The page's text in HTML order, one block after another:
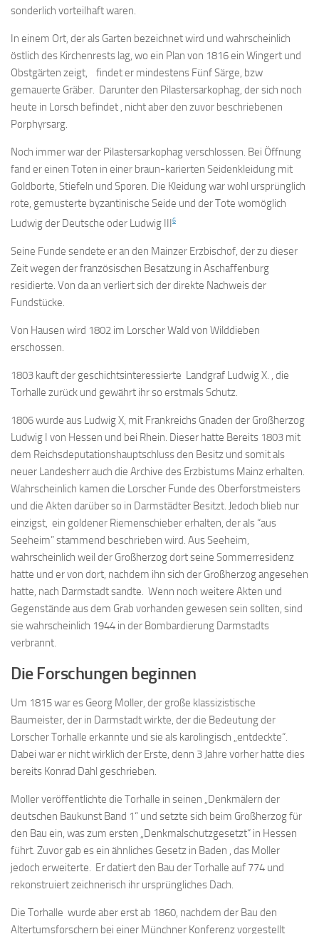
sonderlich vorteilhaft waren.
In einem Ort, der als Garten bezeichnet wird und wahrscheinlich
östlich des Kirchenrests lag, wo ein Plan von 1816 ein Wingert und
Obstgärten zeigt, findet er mindestens Fünf Särge, bzw
gemauerte Gräber. Darunter den Pilastersarkophag, der sich noch
heute in Lorsch befindet , nicht aber den zuvor beschriebenen
Porphyrsarg.
Noch immer war der Pilastersarkophag verschlossen. Bei Öffnung
fand er einen Toten in einer braun-karierten Seidenkleidung mit
Goldborte, Stiefeln und Sporen. Die Kleidung war wohl ursprünglich
rote, gemusterte byzantinische Seide und der Tote womöglich
Ludwig der Deutsche oder Ludwig III6
Seine Funde sendete er an den Mainzer Erzbischof, der zu dieser
Zeit wegen der französischen Besatzung in Aschaffenburg
residierte. Von da an verliert sich der direkte Nachweis der
Fundstücke.
Von Hausen wird 1802 im Lorscher Wald von Wilddieben
erschossen.
1803 kauft der geschichtsinteressierte Landgraf Ludwig X. , die
Torhalle zurück und gewährt ihr so erstmals Schutz.
1806 wurde aus Ludwig X, mit Frankreichs Gnaden der Großherzog
Ludwig I von Hessen und bei Rhein. Dieser hatte Bereits 1803 mit
dem Reichsdeputationshauptschluss den Besitz und somit als
neuer Landesherr auch die Archive des Erzbistums Mainz erhalten.
Wahrscheinlich kamen die Lorscher Funde des Oberforstmeisters
und die Akten darüber so in Darmstädter Besitzt. Jedoch blieb nur
einzigst, ein goldener Riemenschieber erhalten, der als “aus
Seeheim” stammend beschrieben wird. Aus Seeheim,
wahrscheinlich weil der Großherzog dort seine Sommerresidenz
hatte und er von dort, nachdem ihn sich der Großherzog angesehen
hatte, nach Darmstadt sandte. Wenn noch weitere Akten und
Gegenstände aus dem Grab vorhanden gewesen sein sollten, sind
sie wahrscheinlich 1944 in der Bombardierung Darmstadts
verbrannt.
Die Forschungen beginnen
Um 1815 war es Georg Moller, der große klassizistische
Baumeister, der in Darmstadt wirkte, der die Bedeutung der
Lorscher Torhalle erkannte und sie als karolingisch „entdeckte“.
Dabei war er nicht wirklich der Erste, denn 3 Jahre vorher hatte dies
bereits Konrad Dahl geschrieben.
Moller veröffentlichte die Torhalle in seinen „Denkmälern der
deutschen Baukunst Band 1“ und setzte sich beim Großherzog für
den Bau ein, was zum ersten „Denkmalschutzgesetzt“ in Hessen
führt. Zuvor gab es ein ähnliches Gesetz in Baden , das Moller
jedoch erweiterte. Er datiert den Bau der Torhalle auf 774 und
rekonstruiert zeichnerisch ihr ursprüngliches Dach.
Die Torhalle wurde aber erst ab 1860, nachdem der Bau den
Altertumsforschern bei einer Münchner Konferenz vorgestellt